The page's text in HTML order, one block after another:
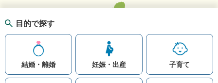
目的で探す
結婚・離婚 妊娠・出産 子育て